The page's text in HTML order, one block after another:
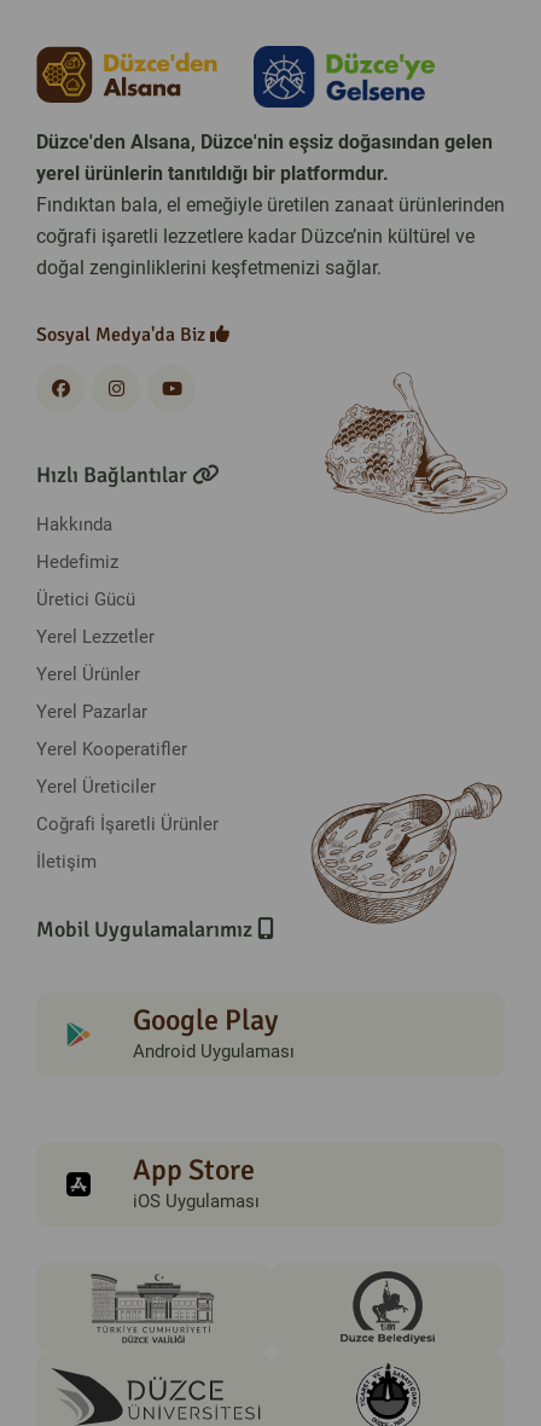
Düzce'den Alsana, Düzce'nin eşsiz doğasından gelen
yerel ürünlerin tanıtıldığı bir platformdur.
Fındıktan bala, el emeğiyle üretilen zanaat ürünlerinden
coğrafi işaretli lezzetlere kadar Düzce’nin kültürel ve
doğal zenginliklerini keşfetmenizi sağlar.
Sosyal Medya'da Biz
Hızlı Bağlantılar
Hakkında
Hedefimiz
Üretici Gücü
Yerel Lezzetler
Yerel Ürünler
Yerel Pazarlar
Yerel Kooperatifler
Yerel Üreticiler
Coğrafi İşaretli Ürünler
İletişim
Mobil Uygulamalarımız
Google Play
Android Uygulaması
App Store
iOS Uygulaması